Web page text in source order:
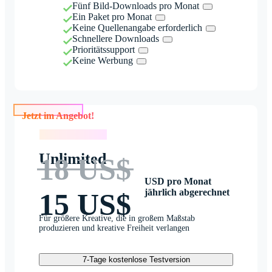
Fünf Bild-Downloads pro Monat
Ein Paket pro Monat
Keine Quellenangabe erforderlich
Schnellere Downloads
Prioritätssupport
Keine Werbung
Jetzt im Angebot!
Unlimited
18 US$
15 US$
USD pro Monat
jährlich abgerechnet
Für größere Kreative, die in großem Maßstab
produzieren und kreative Freiheit verlangen
7-Tage kostenlose Testversion